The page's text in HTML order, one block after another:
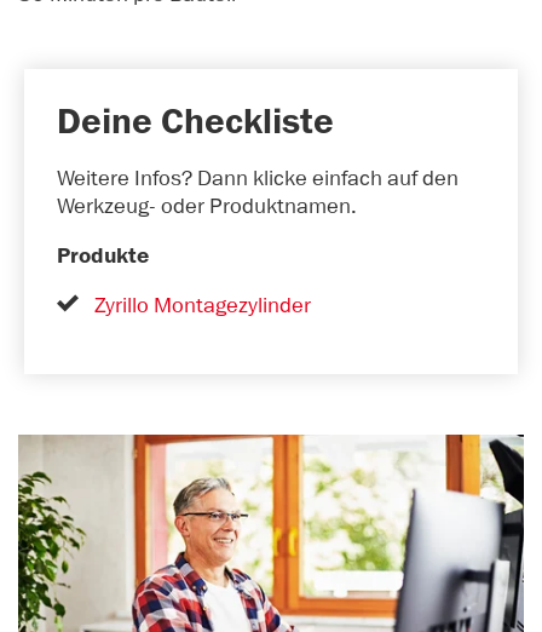
Deine Checkliste
Weitere Infos? Dann klicke einfach auf den
Werkzeug- oder Produktnamen.
Produkte
Zyrillo Montagezylinder